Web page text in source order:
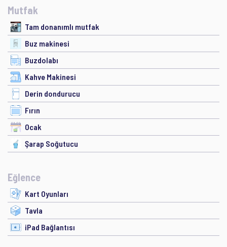
Mutfak
Tam donanımlı mutfak
Buz makinesi
Buzdolabı
Kahve Makinesi
Derin dondurucu
Fırın
Ocak
Şarap Soğutucu
Eğlence
Kart Oyunları
Tavla
iPad Bağlantısı